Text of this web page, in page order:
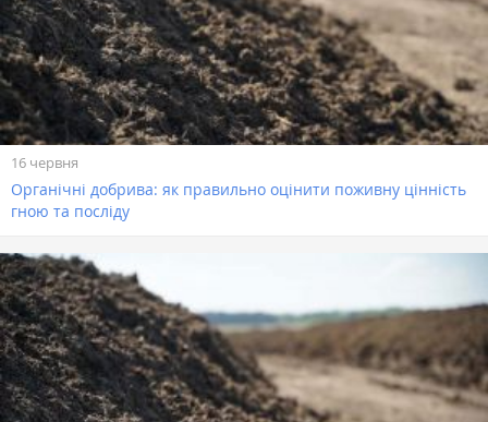
16 червня
Органічні добрива: як правильно оцінити поживну цінність
гною та посліду